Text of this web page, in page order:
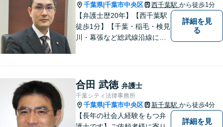
千葉県|千葉市中央区 西千葉駅 から徒歩1分
【弁護士歴20年】【西千葉駅
徒歩1分】【千葉・稲毛・検見
川・幕張など総武線沿線にお
などお気軽にお問い合わせく
ださい【個人／企業いずれも
対応実績あり】
詳細を見
る
合田 武徳 弁護士
千葉シティ法律事務所
千葉県|千葉市中央区 新千葉駅 から徒歩4分
【長年の社会人経験をもつ弁
詳細を見